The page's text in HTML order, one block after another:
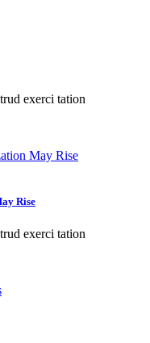
exerci tation
Rise
exerci tation